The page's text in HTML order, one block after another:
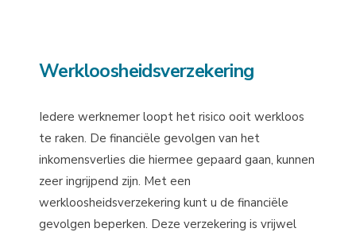
Werkloosheidsverzekering
Iedere werknemer loopt het risico ooit werkloos
te raken. De financiële gevolgen van het
inkomensverlies die hiermee gepaard gaan, kunnen
zeer ingrijpend zijn. Met een
werkloosheidsverzekering kunt u de financiële
gevolgen beperken. Deze verzekering is vrijwel